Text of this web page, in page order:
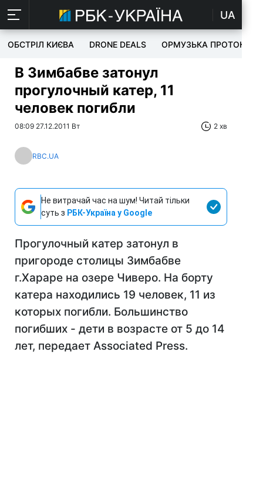
UA
ОБСТРІЛ КИЄВА DRONE DEALS ОРМУЗЬКА ПРОТОКА
В Зимбабве затонул
прогулочный катер, 11
человек погибли
08:09 27.12.2011 Вт 2 хв
RBC.UA
Не витрачай час на шум! Читай тільки
суть з РБК-Україна у Google
Прогулочный катер затонул в
пригороде столицы Зимбабве
г.Хараре на озере Чиверо. На борту
катера находились 19 человек, 11 из
которых погибли. Большинство
погибших - дети в возрасте от 5 до 14
лет, передает Associated Press.